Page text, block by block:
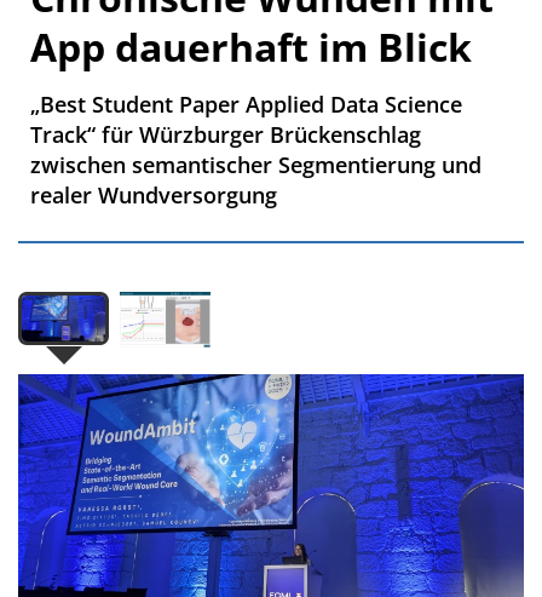
App dauerhaft im Blick
„Best Student Paper Applied Data Science
Track“ für Würzburger Brückenschlag
zwischen semantischer Segmentierung und
realer Wundversorgung